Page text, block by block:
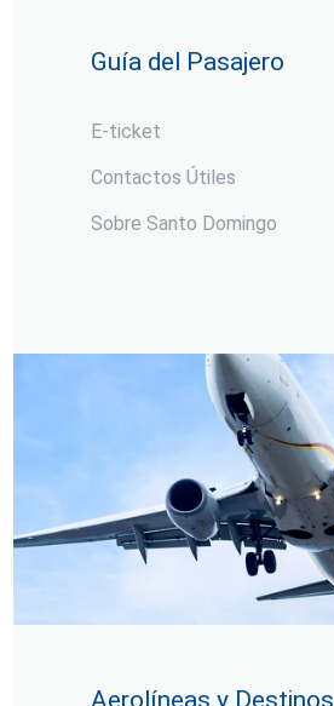
Guía del Pasajero
E-ticket
Contactos Útiles
Sobre Santo Domingo
Aerolíneas y Destinos